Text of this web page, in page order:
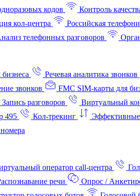
кодов Контроль
кол-центра Российская
телефонных разговоров
Речевая аналитика звонков
звонков FMC SIM-карты для
Запись разговоров Виртуальный
495 Кол-трекинг
оператор call-центра
речи Опрос /